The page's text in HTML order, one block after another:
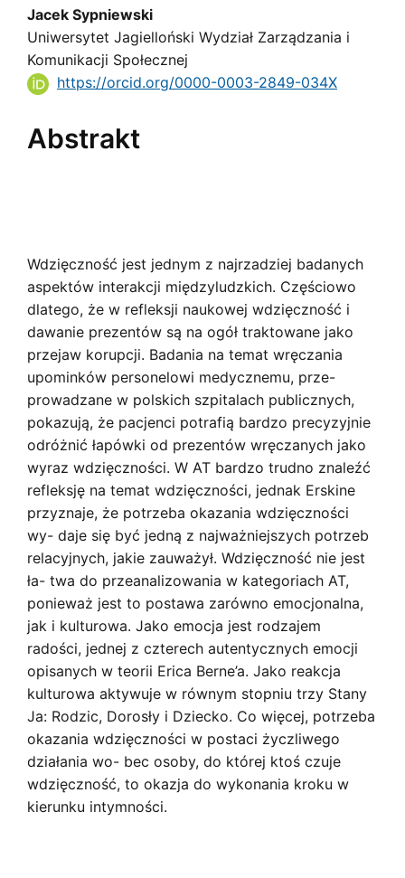
Main
Article
Content
Jacek Sypniewski
Uniwersytet Jagielloński Wydział Zarządzania i
Komunikacji Społecznej
https://orcid.org/0000-0003-2849-034X
Abstrakt
Wdzięczność jest jednym z najrzadziej badanych
aspektów interakcji międzyludzkich. Częściowo
dlatego, że w refleksji naukowej wdzięczność i
dawanie prezentów są na ogół traktowane jako
przejaw korupcji. Badania na temat wręczania
upominków personelowi medycznemu, prze-
prowadzane w polskich szpitalach publicznych,
pokazują, że pacjenci potrafią bardzo precyzyjnie
odróżnić łapówki od prezentów wręczanych jako
wyraz wdzięczności. W AT bardzo trudno znaleźć
refleksję na temat wdzięczności, jednak Erskine
przyznaje, że potrzeba okazania wdzięczności
wy- daje się być jedną z najważniejszych potrzeb
relacyjnych, jakie zauważył. Wdzięczność nie jest
ła- twa do przeanalizowania w kategoriach AT,
ponieważ jest to postawa zarówno emocjonalna,
jak i kulturowa. Jako emocja jest rodzajem
radości, jednej z czterech autentycznych emocji
opisanych w teorii Erica Berne’a. Jako reakcja
kulturowa aktywuje w równym stopniu trzy Stany
Ja: Rodzic, Dorosły i Dziecko. Co więcej, potrzeba
okazania wdzięczności w postaci życzliwego
działania wo- bec osoby, do której ktoś czuje
wdzięczność, to okazja do wykonania kroku w
kierunku intymności.